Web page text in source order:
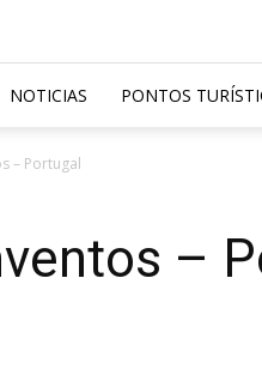
NOTICIAS PONTOS
– Portugal
–